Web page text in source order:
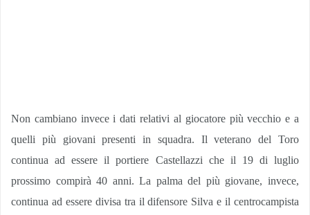
Non cambiano invece i dati relativi al giocatore più vecchio e a
quelli più giovani presenti in squadra. Il veterano del Toro
continua ad essere il portiere Castellazzi che il 19 di luglio
prossimo compirà 40 anni. La palma del più giovane, invece,
continua ad essere divisa tra il difensore Silva e il centrocampista